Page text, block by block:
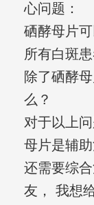
心问题：
硒酵母片
所有白斑
除了硒酵
么？
对于以上
母片是辅
还需要综
友， 我想